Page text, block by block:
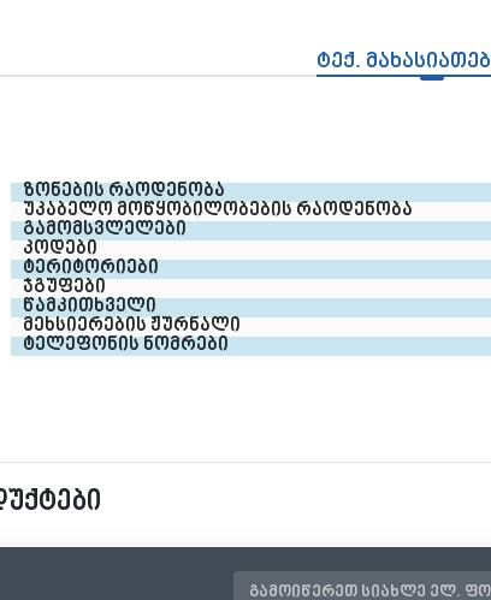
ტექ.
ზონების რაოდენობა
უკაბელო მოწყობილობების რაოდენობა
გამომსვლელები
კოდები
ტერიტორიები
ჯგუფები
წამკითხველი
მეხსიერების ჟურნალი
ტელეფონის ნომრები